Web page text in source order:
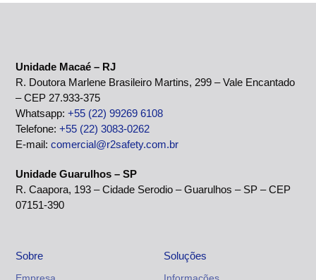
Unidade Macaé – RJ
R. Doutora Marlene Brasileiro Martins, 299 – Vale Encantado
– CEP 27.933-375
Whatsapp:+55 (22) 99269 6108
Telefone:+55 (22) 3083-0262
E-mail:comercial@r2safety.com.br
Unidade Guarulhos – SP
R. Caapora, 193 – Cidade Serodio – Guarulhos – SP – CEP
07151-390
Sobre
Empresa
Soluções
Informações